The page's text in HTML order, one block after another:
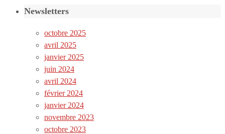
Newsletters
octobre 2025
avril 2025
janvier 2025
juin 2024
avril 2024
février 2024
janvier 2024
novembre 2023
octobre 2023